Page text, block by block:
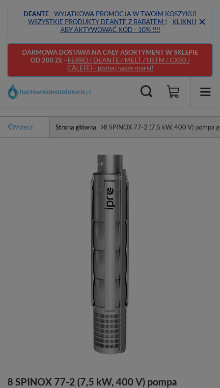
DEANTE- WYJĄTKOWA PROMOCJA W TWOIM KOSZYKU!
- WSZYSTKIE PRODUKTY DEANTE Z RABATEM ! - KLIKNIJ
ABY AKTYWOWAĆ KOD - 10% !!!!
DARMOWA DOSTAWA NA CAŁY ASORTYMENT W SKLEPIE
OD 200 ZŁ- FERRO / DEANTE / MELT / USTM / CX80 /
CALEFFI - poznaj nasze marki!
Wstecz Strona główna 8 SPINOX 77-2 (7,5 kW, 400 V) pompa
8 SPINOX 77-2 (7,5 kW, 400 V) pompa